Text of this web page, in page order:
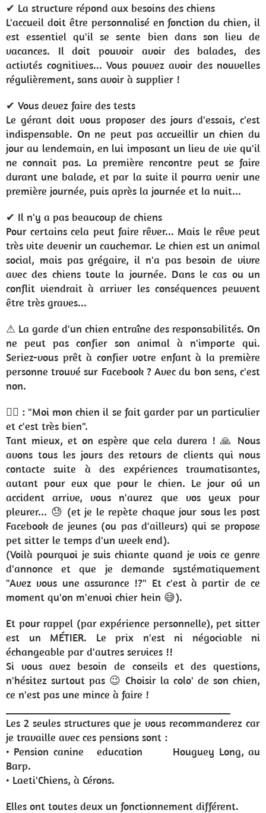
✔ La structure répond aux besoins des chiens
L'accueil doit être personnalisé en fonction du chien, il
est essentiel qu'il se sente bien dans son lieu de
vacances. Il doit pouvoir avoir des balades, des
activtés cognitives... Vous pouvez avoir des nouvelles
régulièrement, sans avoir à supplier !
✔ Vous devez faire des tests
Le gérant doit vous proposer des jours d'essais, c'est
indispensable. On ne peut pas accueillir un chien du
jour au lendemain, en lui imposant un lieu de vie qu'il
ne connait pas. La première rencontre peut se faire
durant une balade, et par la suite il pourra venir une
première journée, puis après la journée et la nuit...
✔ Il n'y a pas beaucoup de chiens
Pour certains cela peut faire rêver... Mais le rêve peut
très vite devenir un cauchemar. Le chien est un animal
social, mais pas grégaire, il n'a pas besoin de vivre
avec des chiens toute la journée. Dans le cas ou un
conflit viendrait à arriver les conséquences peuvent
être très graves...
⚠ La garde d'un chien entraîne des responsabilités. On
ne peut pas confier son animal à n'importe qui.
Seriez-vous prêt à confier votre enfant à la première
personne trouvé sur Facebook ? Avec du bon sens, c'est
non.
🙍‍♂️ : "Moi mon chien il se fait garder par un particulier
et c'est très bien".
Tant mieux, et on espère que cela durera ! 🙏 Nous
avons tous les jours des retours de clients qui nous
contacte suite à des expériences traumatisantes,
autant pour eux que pour le chien. Le jour oú un
accident arrive, vous n'aurez que vos yeux pour
pleurer... 😓 (et je le repète chaque jour sous les post
Facebook de jeunes (ou pas d'ailleurs) qui se propose
pet sitter le temps d'un week end).
(Voilà pourquoi je suis chiante quand je vois ce genre
d'annonce et que je demande systématiquement
"Avez vous une assurance !?" Et c'est à partir de ce
moment qu'on m'envoi chier hein 😅).
Et pour rappel (par expérience personnelle), pet sitter
est un MÉTIER. Le prix n'est ni négociable ni
échangeable par d'autres services !!
Si vous avez besoin de conseils et des questions,
n'hésitez surtout pas 😉 Choisir la colo' de son chien,
ce n'est pas une mince à faire !
Les 2 seules structures que je vous recommanderez car
je travaille avec ces pensions sont :
• Pension canine education Houguey Long, au
Barp.
• Laeti'Chiens, à Cérons.
Elles ont toutes deux un fonctionnement différent.